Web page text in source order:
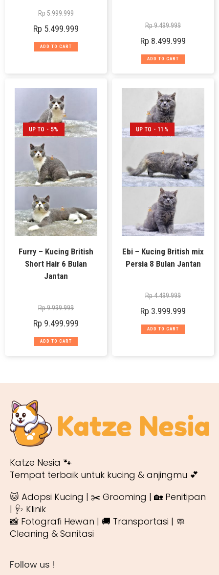
Rp5.999.999
Rp 5.499.999
ADD TO CART
Rp9.499.999
Rp 8.499.999
ADD TO CART
UP TO - 5%
Furry – Kucing British
Short Hair 6 Bulan
Jantan
Rp9.999.999
Rp 9.499.999
ADD TO CART
UP TO - 11%
Ebi – Kucing British mix
Persia 8 Bulan Jantan
Rp4.499.999
Rp 3.999.999
ADD TO CART
Katze Nesia 🐾
Tempat terbaik untuk kucing & anjingmu 💕
🐱 Adopsi Kucing | ✂️ Grooming | 🏡 Penitipan
| 🩺 Klinik
📸 Fotografi Hewan | 🚚 Transportasi | 🧼
Cleaning & Sanitasi
Follow us !